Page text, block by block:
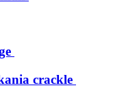
crackle